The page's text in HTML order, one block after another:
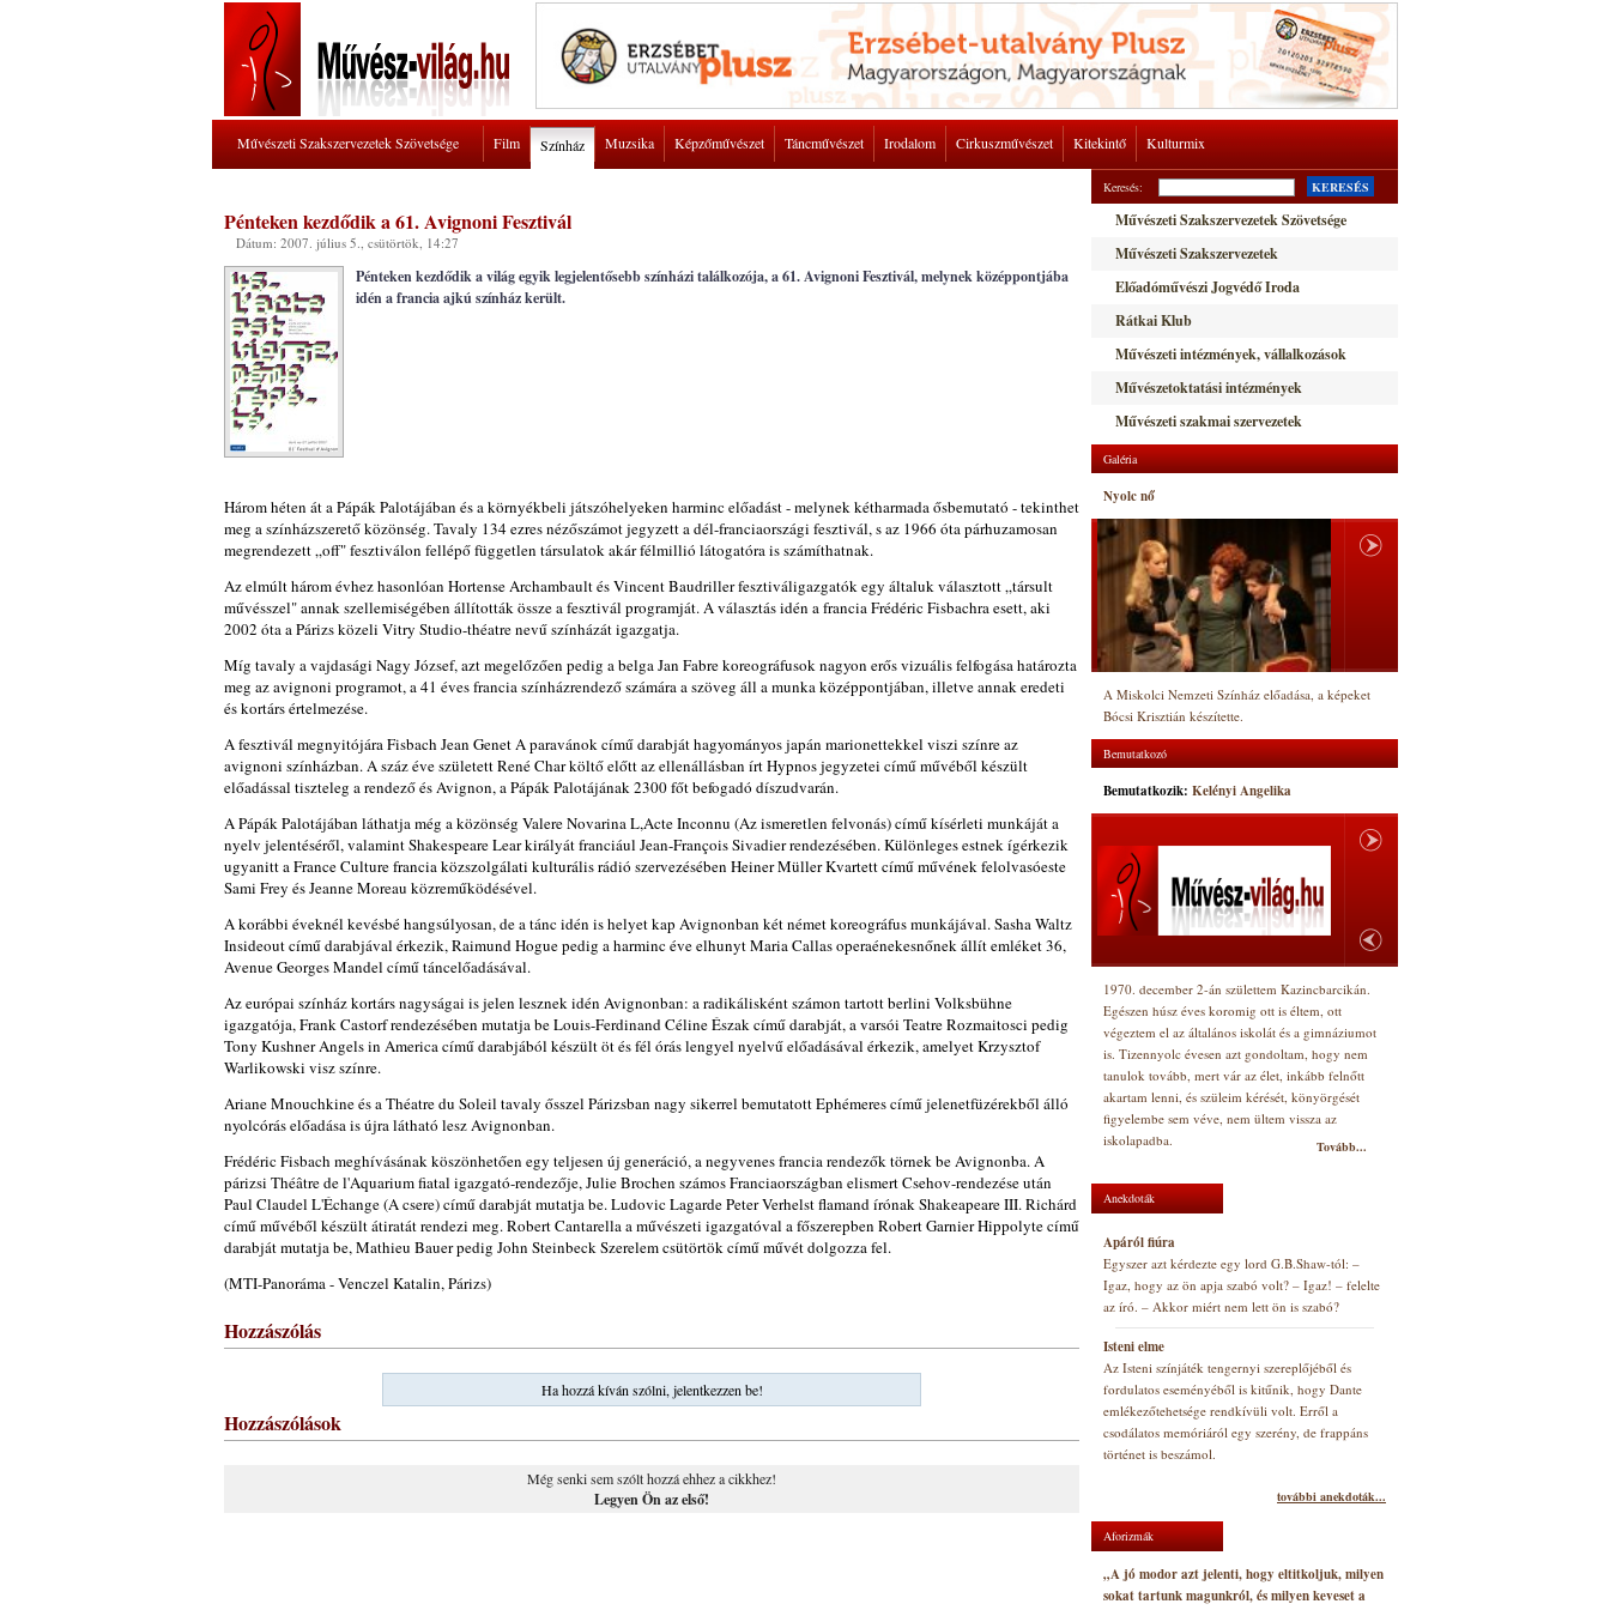
Művészeti Szakszervezetek Szövetsége Film Színház Muzsika Képzőművészet Táncművészet Irodalom Cirkuszművészet Kitekintő Kulturmix
Pénteken kezdődik a 61. Avignoni Fesztivál
Dátum: 2007. július 5., csütörtök, 14:27
Pénteken kezdődik a világ egyik legjelentősebb színházi találkozója, a 61. Avignoni Fesztivál, melynek középpontjába
idén a francia ajkú színház került.
Három héten át a Pápák Palotájában és a környékbeli játszóhelyeken harminc előadást - melynek kétharmada ősbemutató - tekinthet
meg a színházszerető közönség. Tavaly 134 ezres nézőszámot jegyzett a dél-franciaországi fesztivál, s az 1966 óta párhuzamosan
megrendezett „off" fesztiválon fellépő független társulatok akár félmillió látogatóra is számíthatnak.
Az elmúlt három évhez hasonlóan Hortense Archambault és Vincent Baudriller fesztiváligazgatók egy általuk választott „társult
művésszel" annak szellemiségében állították össze a fesztivál programját. A választás idén a francia Frédéric Fisbachra esett, aki
2002 óta a Párizs közeli Vitry Studio-théatre nevű színházát igazgatja.
Míg tavaly a vajdasági Nagy József, azt megelőzően pedig a belga Jan Fabre koreográfusok nagyon erős vizuális felfogása határozta
meg az avignoni programot, a 41 éves francia színházrendező számára a szöveg áll a munka középpontjában, illetve annak eredeti
és kortárs értelmezése.
A fesztivál megnyitójára Fisbach Jean Genet A paravánok című darabját hagyományos japán marionettekkel viszi színre az
avignoni színházban. A száz éve született René Char költő előtt az ellenállásban írt Hypnos jegyzetei című művéből készült
előadással tiszteleg a rendező és Avignon, a Pápák Palotájának 2300 főt befogadó díszudvarán.
A Pápák Palotájában láthatja még a közönség Valere Novarina L,Acte Inconnu (Az ismeretlen felvonás) című kísérleti munkáját a
nyelv jelentéséről, valamint Shakespeare Lear királyát franciául Jean-François Sivadier rendezésében. Különleges estnek ígérkezik
ugyanitt a France Culture francia közszolgálati kulturális rádió szervezésében Heiner Müller Kvartett című művének felolvasóeste
Sami Frey és Jeanne Moreau közreműködésével.
A korábbi éveknél kevésbé hangsúlyosan, de a tánc idén is helyet kap Avignonban két német koreográfus munkájával. Sasha Waltz
Insideout című darabjával érkezik, Raimund Hogue pedig a harminc éve elhunyt Maria Callas operaénekesnőnek állít emléket 36,
Avenue Georges Mandel című táncelőadásával.
Az európai színház kortárs nagyságai is jelen lesznek idén Avignonban: a radikálisként számon tartott berlini Volksbühne
igazgatója, Frank Castorf rendezésében mutatja be Louis-Ferdinand Céline Észak című darabját, a varsói Teatre Rozmaitosci pedig
Tony Kushner Angels in America című darabjából készült öt és fél órás lengyel nyelvű előadásával érkezik, amelyet Krzysztof
Warlikowski visz színre.
Ariane Mnouchkine és a Théatre du Soleil tavaly ősszel Párizsban nagy sikerrel bemutatott Ephémeres című jelenetfüzérekből álló
nyolcórás előadása is újra látható lesz Avignonban.
Frédéric Fisbach meghívásának köszönhetően egy teljesen új generáció, a negyvenes francia rendezők törnek be Avignonba. A
párizsi Théâtre de l'Aquarium fiatal igazgató-rendezője, Julie Brochen számos Franciaországban elismert Csehov-rendezése után
Paul Claudel L'Échange (A csere) című darabját mutatja be. Ludovic Lagarde Peter Verhelst flamand írónak Shakeapeare III. Richárd
című művéből készült átiratát rendezi meg. Robert Cantarella a művészeti igazgatóval a főszerepben Robert Garnier Hippolyte című
darabját mutatja be, Mathieu Bauer pedig John Steinbeck Szerelem csütörtök című művét dolgozza fel.
(MTI-Panoráma - Venczel Katalin, Párizs)
Hozzászólás
Ha hozzá kíván szólni, jelentkezzen be!
Hozzászólások
Még senki sem szólt hozzá ehhez a cikkhez!
Legyen Ön az első!
Keresés: KERESÉS
Művészeti Szakszervezetek Szövetsége
Művészeti Szakszervezetek
Előadóművészi Jogvédő Iroda
Rátkai Klub
Művészeti intézmények, vállalkozások
Művészetoktatási intézmények
Művészeti szakmai szervezetek
Galéria
Nyolc nő
A Miskolci Nemzeti Színház előadása, a képeket
Bócsi Krisztián készítette.
Bemutatkozó
Bemutatkozik: Kelényi Angelika
1970. december 2-án születtem Kazincbarcikán.
Egészen húsz éves koromig ott is éltem, ott
végeztem el az általános iskolát és a gimnáziumot
is. Tizennyolc évesen azt gondoltam, hogy nem
tanulok tovább, mert vár az élet, inkább felnőtt
akartam lenni, és szüleim kérését, könyörgését
figyelembe sem véve, nem ültem vissza az
iskolapadba.
Tovább...
Anekdoták
Apáról fiúra
Egyszer azt kérdezte egy lord G.B.Shaw-tól: –
Igaz, hogy az ön apja szabó volt? – Igaz! – felelte
az író. – Akkor miért nem lett ön is szabó?
Isteni elme
Az Isteni színjáték tengernyi szereplőjéből és
fordulatos eseményéből is kitűnik, hogy Dante
emlékezőtehetsége rendkívüli volt. Erről a
csodálatos memóriáról egy szerény, de frappáns
történet is beszámol.
további anekdoták...
Aforizmák
„A jó modor azt jelenti, hogy eltitkoljuk, milyen
sokat tartunk magunkról, és milyen keveset a